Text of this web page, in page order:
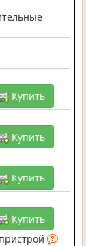
Купить
Купить
Купить
Купить